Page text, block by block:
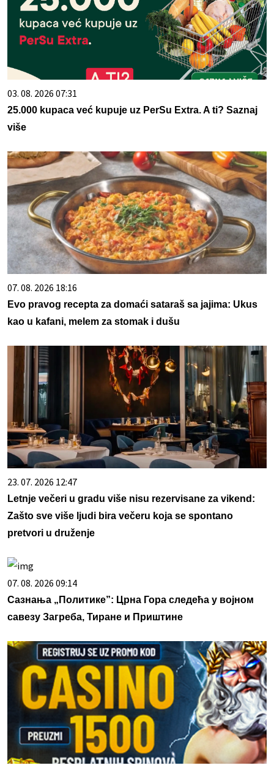
03. 08. 2026 07:31
25.000 kupaca već kupuje uz PerSu Extra. A ti? Saznaj
više
07. 08. 2026 18:16
Evo pravog recepta za domaći sataraš sa jajima: Ukus
kao u kafani, melem za stomak i dušu
23. 07. 2026 12:47
Letnje večeri u gradu više nisu rezervisane za vikend:
Zašto sve više ljudi bira večeru koja se spontano
pretvori u druženje
07. 08. 2026 09:14
Сазнања „Политике”: Црна Гора следећа у војном
савезу Загреба, Тиране и Приштине